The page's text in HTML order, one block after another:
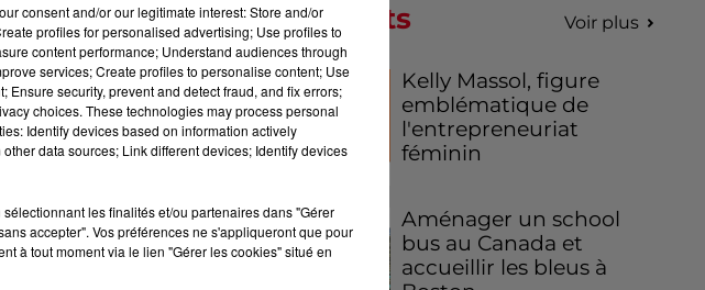
Podcasts Voir plus
Kelly Massol, figure
emblématique de
l'entrepreneuriat
féminin
Aménager un school
bus au Canada et
accueillir les bleus à
consent and/or our legitimate interest: Store and/or
profiles for personalised advertising; Use profiles to
content performance; Understand audiences through
services; Create profiles to personalise content; Use
security, prevent and detect fraud, and fix errors;
choices. These technologies may process personal
Identify devices based on information actively
data sources; Link different devices; Identify devices
les finalités et/ou partenaires dans "Gérer
accepter". Vos préférences ne s'appliqueront que pour
à tout moment via le lien "Gérer les cookies" situé en